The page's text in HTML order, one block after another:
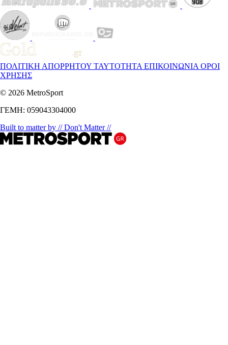
ΠΟΛΙΤΙΚΗ ΑΠΟΡΡΗΤΟΥ ΤΑΥΤΟΤΗΤΑ ΕΠΙΚΟΙΝΩΝΙΑ ΟΡΟΙ
ΧΡΗΣΗΣ
© 2026 MetroSport
ΓΕΜΗ: 059043304000
Built to matter by // Don't Matter //